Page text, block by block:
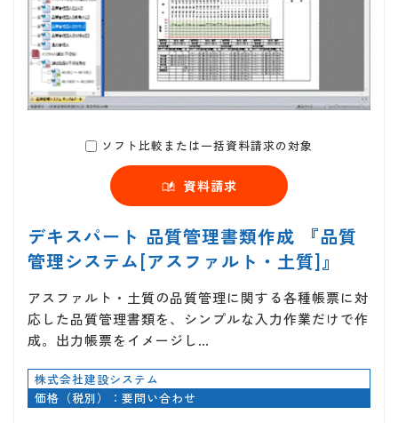
ソフト比較または一括資料請求の対象
資料請求
デキスパート 品質管理書類作成 『品質
管理システム[アスファルト・土質]』
アスファルト・土質の品質管理に関する各種帳票に対
応した品質管理書類を、シンプルな入力作業だけで作
成。出力帳票をイメージし…
株式会社建設システム
価格（税別）：要問い合わせ